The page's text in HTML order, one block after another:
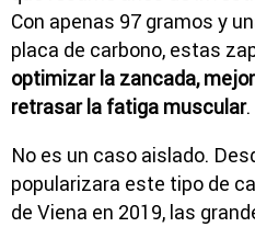
Con apenas 97 gramos y
placa de carbono, estas
optimizar la zancada,
retrasar la fatiga muscular.
No es un caso aislado.
popularizara este tipo de
de Viena en 2019, las